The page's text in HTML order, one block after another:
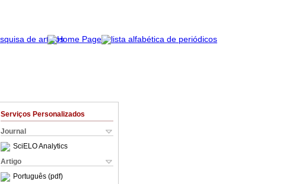
Serviços Personalizados
Journal
SciELO Analytics
Artigo
Português (pdf)